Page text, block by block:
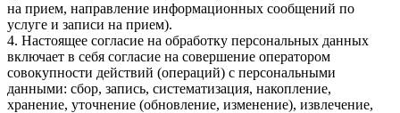
на прием, направление информационных сообщений по
услуге и записи на прием).
4. Настоящее согласие на обработку персональных данных
включает в себя согласие на совершение оператором
совокупности действий (операций) с персональными
данными: сбор, запись, систематизация, накопление,
хранение, уточнение (обновление, изменение), извлечение,